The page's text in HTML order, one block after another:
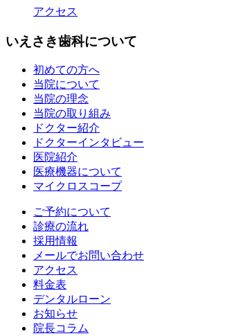
アクセス
いえさき歯科について
初めての方へ
当院について
当院の理念
当院の取り組み
ドクター紹介
ドクターインタビュー
医院紹介
医療機器について
マイクロスコープ
ご予約について
診療の流れ
採用情報
メールでお問い合わせ
アクセス
料金表
デンタルローン
お知らせ
院長コラム